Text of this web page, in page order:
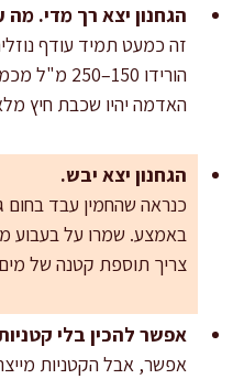
הגחנון יצא רך מדי.
זה כמעט תמיד עודף
הורידו
האדמה יהיו שכבת חיץ
הגחנון יצא יבש.
כנראה שהחמין עבד בחום
צריך תוספת קטנה של
אפשר להכין בלי
אפשר, אבל הקטניות